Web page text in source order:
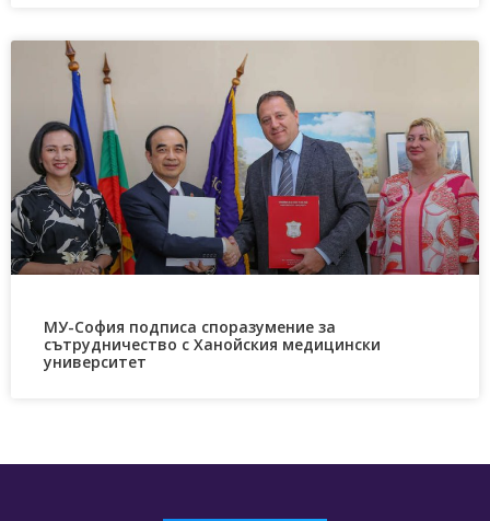
МУ-София подписа споразумение за
сътрудничество с Ханойския медицински
университет